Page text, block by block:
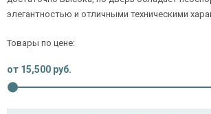
Покупателям
О компании
элегантностью и отличными техническими
Товары по цене:
от 15,500 руб.